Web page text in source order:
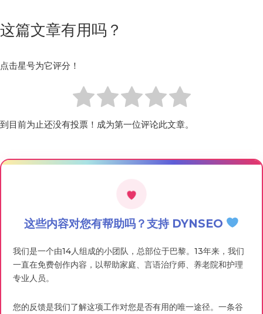
这篇文章有用吗？
点击星号为它评分！
到目前为止还没有投票！成为第一位评论此文章。
这些内容对您有帮助吗？支持 DYNSEO
我们是一个由14人组成的小团队，总部位于巴黎。13年来，我们
一直在免费创作内容，以帮助家庭、言语治疗师、养老院和护理
专业人员。
您的反馈是我们了解这项工作对您是否有用的唯一途径。一条谷